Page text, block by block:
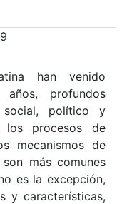
han venido
profundos
político y
procesos de
mecanismos de
más comunes
es la excepción,
y características,